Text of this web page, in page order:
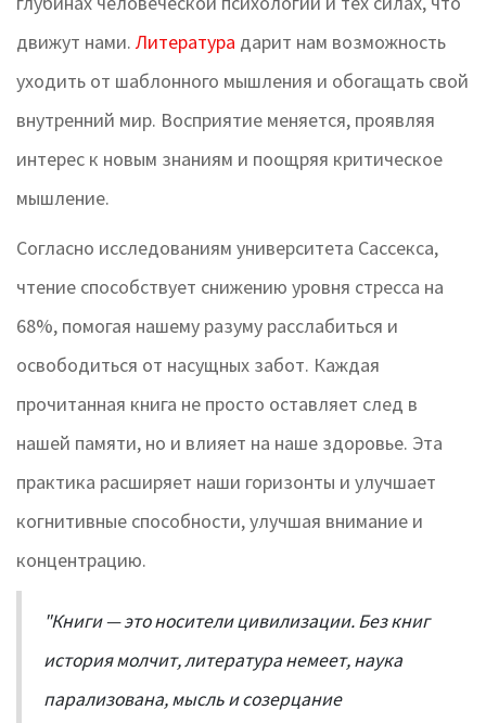
движут нами. Литература дарит нам возможность
уходить от шаблонного мышления и обогащать свой
внутренний мир. Восприятие меняется, проявляя
интерес к новым знаниям и поощряя критическое
мышление.
Согласно исследованиям университета Сассекса,
чтение способствует снижению уровня стресса на
68%, помогая нашему разуму расслабиться и
освободиться от насущных забот. Каждая
прочитанная книга не просто оставляет след в
нашей памяти, но и влияет на наше здоровье. Эта
практика расширяет наши горизонты и улучшает
когнитивные способности, улучшая внимание и
концентрацию.
"Книги — это носители цивилизации. Без книг
история молчит, литература немеет, наука
парализована, мысль и созерцание